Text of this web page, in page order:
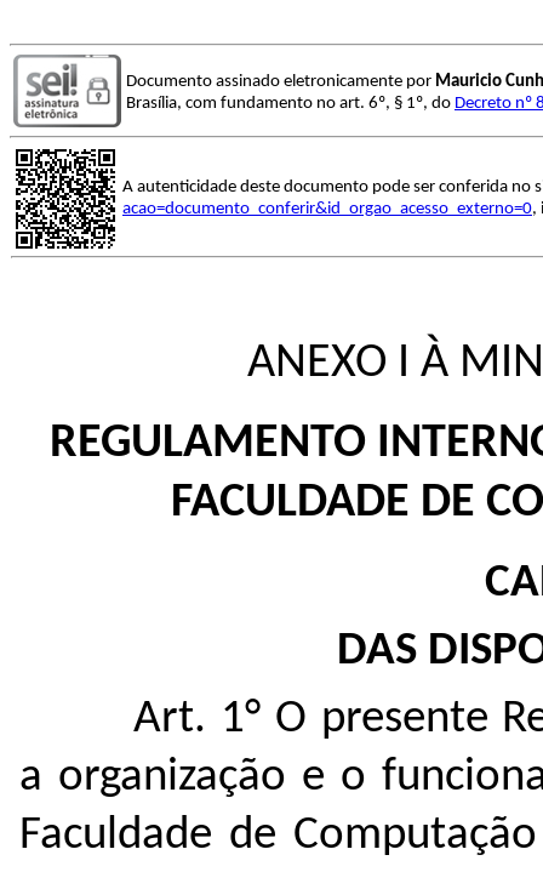
Documento assinado eletronicamente por Mauricio
Brasília, com fundamento no art. 6º, § 1º, do Decreto nº
A autenticidade deste documento pode ser conferida no
acao=documento_conferir&id_orgao_acesso_externo=0,
ANEXO I À
REGULAMENTO
FACULDADE DE
DAS
Art. 1° O presente
a organização e o
Faculdade de